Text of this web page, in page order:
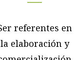
referentes en
la elaboración y